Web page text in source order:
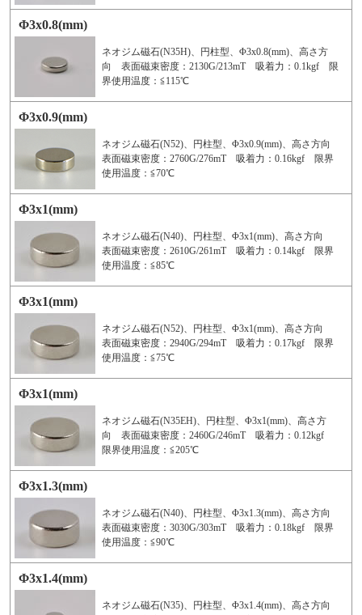
Φ3x0.8(mm)
ネオジム磁石(N35H)、円柱型、Φ3x0.8(mm)、高さ方
向 表面磁束密度：2130G/213mT 吸着力：0.1kgf 限
界使用温度：≦115℃
Φ3x0.9(mm)
ネオジム磁石(N52)、円柱型、Φ3x0.9(mm)、高さ方向
表面磁束密度：2760G/276mT 吸着力：0.16kgf 限界
使用温度：≦70℃
Φ3x1(mm)
ネオジム磁石(N40)、円柱型、Φ3x1(mm)、高さ方向
表面磁束密度：2610G/261mT 吸着力：0.14kgf 限界
使用温度：≦85℃
Φ3x1(mm)
ネオジム磁石(N52)、円柱型、Φ3x1(mm)、高さ方向
表面磁束密度：2940G/294mT 吸着力：0.17kgf 限界
使用温度：≦75℃
Φ3x1(mm)
ネオジム磁石(N35EH)、円柱型、Φ3x1(mm)、高さ方
向 表面磁束密度：2460G/246mT 吸着力：0.12kgf
限界使用温度：≦205℃
Φ3x1.3(mm)
ネオジム磁石(N40)、円柱型、Φ3x1.3(mm)、高さ方向
表面磁束密度：3030G/303mT 吸着力：0.18kgf 限界
使用温度：≦90℃
Φ3x1.4(mm)
ネオジム磁石(N35)、円柱型、Φ3x1.4(mm)、高さ方向